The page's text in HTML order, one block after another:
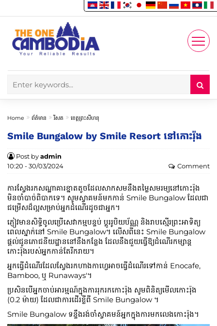
Account
Enjoy
Home ព័ត៌មាន រីសត ខេត្តព្រះសីហនុ
Smile Bungalow by Smile Resort នៅកោះរ៉ុង
Post byadmin
10:20 - 30/03/2024
Comment
ការស្វែងរកសណ្ឋាគារខ្នាតតូចដែលសាកសមនឹងតម្លៃសមរម្យនៅកោះរ៉ុង
មិនចាំបាច់ពិបាកទេ។ សូមស្វាគមន៍មកកាន់ Smile Bungalow ដែលជា
ជម្រើសដ៏ល្អសម្រាប់អ្នកដំណើរដូចជាអ្នក។
ភ្ញៀវមានសិទ្ធិចូលប្រើសេវាកម្មបន្ទប់ ប្តូររូបិយប័ណ្ណ និងរាបស្មើរព្រះអាទិត្យ
ពេលស្នាក់នៅ Smile Bungalow។ លើសពីនេះ Smile Bungalow
ផ្តល់ជូនភោជនីយដ្ឋាននៅនឹងកន្លែង ដែលនឹងជួយធ្វើឱ្យដំណើរកម្សាន្ត
កោះរ៉ុងរបស់អ្នកកាន់តែរីករាយ។
អ្នកធ្វើដំណើរដែលស្វែងរកហាងកាហ្វេអាចធ្វើដំណើរទៅកាន់ Enocafe,
Bamboo, ឬ Runaways'។
ប្រសិនបើអ្នកចាប់អារម្មណ៍ក្នុងការរុករកកោះរ៉ុង សូមពិនិត្យមើលកោះរ៉ុង
(0.2 ម៉ាយ) ដែលជាការដើរខ្លីពី Smile Bungalow ។
Smile Bungalow ទន្ទឹងរង់ចាំស្វាគមន៍អ្នកក្នុងការមកលេងកោះរ៉ុង។